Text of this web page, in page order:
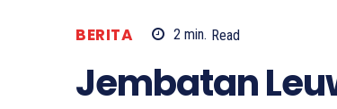
BERITA 2 min. Read
Jembatan